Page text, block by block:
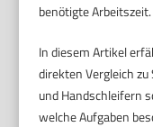
benötigte Arbeitszeit.
In diesem Artikel
direkten Vergleich
und Handschleifern
welche Aufgaben